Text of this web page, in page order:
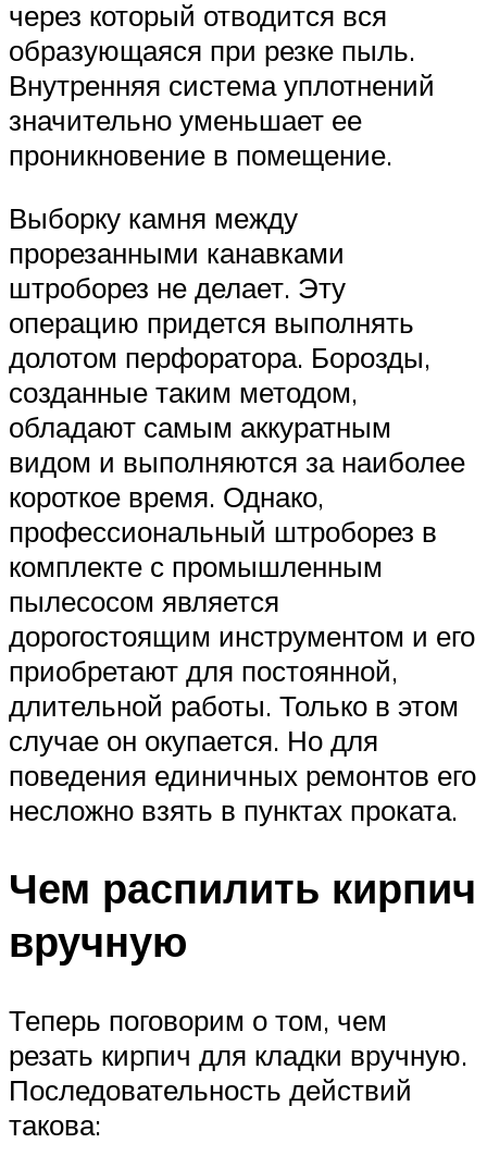
через который отводится вся
образующаяся при резке пыль.
Внутренняя система уплотнений
значительно уменьшает ее
проникновение в помещение.
Выборку камня между
прорезанными канавками
штроборез не делает. Эту
операцию придется выполнять
долотом перфоратора. Борозды,
созданные таким методом,
обладают самым аккуратным
видом и выполняются за наиболее
короткое время. Однако,
профессиональный штроборез в
комплекте с промышленным
пылесосом является
дорогостоящим инструментом и его
приобретают для постоянной,
длительной работы. Только в этом
случае он окупается. Но для
поведения единичных ремонтов его
несложно взять в пунктах проката.
Чем распилить кирпич
вручную
Теперь поговорим о том, чем
резать кирпич для кладки вручную.
Последовательность действий
такова: